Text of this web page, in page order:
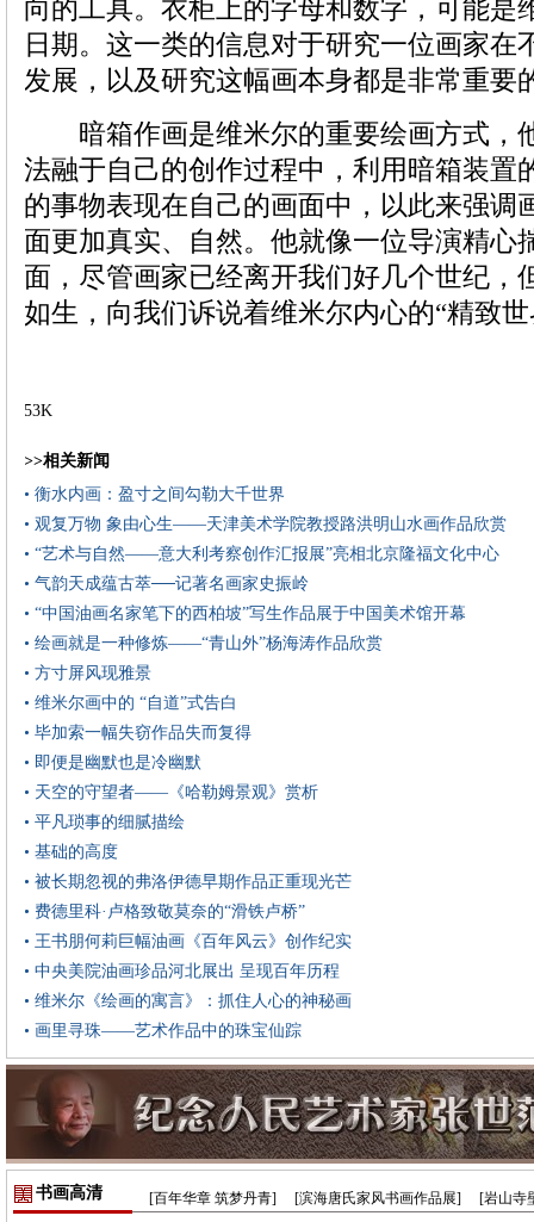
向的工具。衣柜上的字母和数字，可能是
日期。这一类的信息对于研究一位画家在
发展，以及研究这幅画本身都是非常重要
暗箱作画是维米尔的重要绘画方式，
法融于自己的创作过程中，利用暗箱装置
的事物表现在自己的画面中，以此来强调
面更加真实、自然。他就像一位导演精心
面，尽管画家已经离开我们好几个世纪，
如生，向我们诉说着维米尔内心的“精致
53K
>>相关新闻
• 衡水内画：盈寸之间勾勒大千世界
• 观复万物 象由心生——天津美术学院教授路洪明山水画作品欣赏
• “艺术与自然——意大利考察创作汇报展”亮相北京隆福文化中心
• 气韵天成蕴古萃──记著名画家史振岭
• “中国油画名家笔下的西柏坡”写生作品展于中国美术馆开幕
• 绘画就是一种修炼——“青山外”杨海涛作品欣赏
• 方寸屏风现雅景
• 维米尔画中的 “自道”式告白
• 毕加索一幅失窃作品失而复得
• 即便是幽默也是冷幽默
• 天空的守望者——《哈勒姆景观》赏析
• 平凡琐事的细腻描绘
• 基础的高度
• 被长期忽视的弗洛伊德早期作品正重现光芒
• 费德里科·卢格致敬莫奈的“滑铁卢桥”
• 王书朋何莉巨幅油画《百年风云》创作纪实
• 中央美院油画珍品河北展出 呈现百年历程
• 维米尔《绘画的寓言》：抓住人心的神秘画
• 画里寻珠——艺术作品中的珠宝仙踪
书画高清 [百年华章 筑梦丹青] [滨海唐氏家风书画作品展] [岩山寺